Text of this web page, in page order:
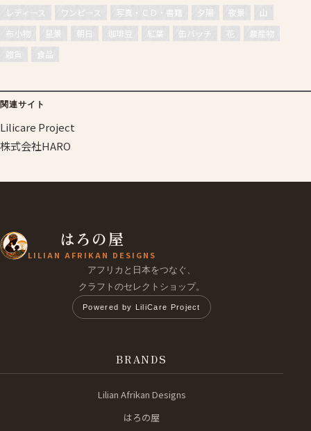
レディース
ワンピース 写真・ＣＤ・書籍 夕陽 夜景
山
布小物
星景 朝日 珈琲豆 紅葉 缶バッチ 花
農産物
雑貨
食品
関連サイト
Lilicare Project
株式会社HARO
はろの屋
LILIAN AFRIKAN DESIGNS
アフリカと日本をつなぐ、
クラフトのセレクトショップ。
Powered by LiliCare Project
BRANDS
Lilian Afrikan Designs
はろの屋